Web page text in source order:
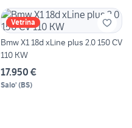
Vetrina
Bmw X1 18d xLine plus 2.0 150 CV
110 KW
17.950 €
Salo' (BS)